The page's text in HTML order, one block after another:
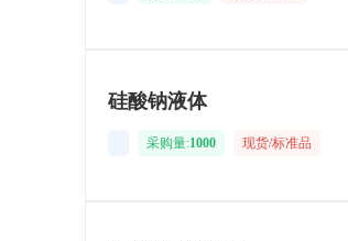
硅酸钠液体
采购量:1000 现货/标准品